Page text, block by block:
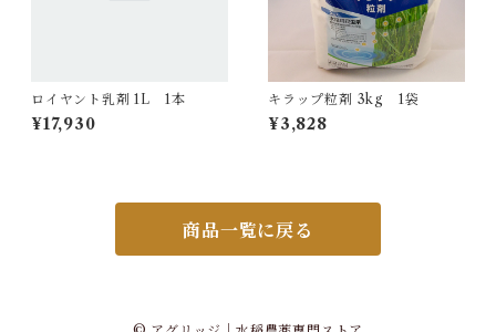
ロイヤント乳剤 1L 1本
¥17,930
キラップ粒剤 3kg 1袋
¥3,828
商品一覧に戻る